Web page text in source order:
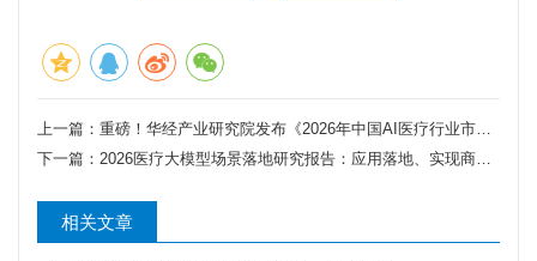
上一篇： 重磅！华经产业研究院发布《2026年中国AI医疗行业市场深度研究报告》
下一篇： 2026医疗大模型场景落地研究报告：应用落地、实现商业闭环成为行业发展主旋律
相关文章